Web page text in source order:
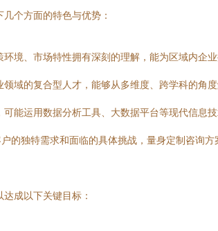
个方面的特色与优势：
境、市场特性拥有深刻的理解，能为区域内企
域的复合型人才，能够从多维度、跨学科的角
能运用数据分析工具、大数据平台等现代信息
的独特需求和面临的具体挑战，量身定制咨询方
成以下关键目标：